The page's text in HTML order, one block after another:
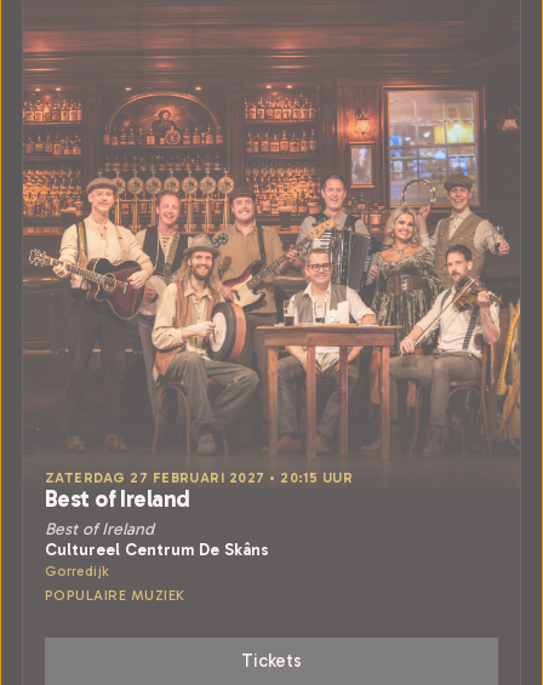
ZATERDAG 27 FEBRUARI 2027 • 20:15 UUR
Best of Ireland
Best of Ireland
Cultureel Centrum De Skâns
Gorredijk
POPULAIRE MUZIEK
Tickets